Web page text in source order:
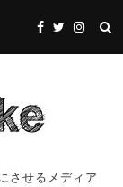
させるメディア